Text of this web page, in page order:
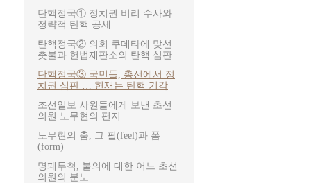
탄핵정국① 정치권 비리 수사와
정략적 탄핵 공세
탄핵정국② 의회 쿠데타에 맞선
촛불과 헌법재판소의 탄핵 심판
탄핵정국③ 국민들, 총선에서 정
치권 심판 … 헌재는 탄핵 기각
조선일보 사원들에게 보낸 초선
의원 노무현의 편지
노무현의 춤, 그 필(feel)과 폼
(form)
명패투척, 불의에 대한 어느 초선
의원의 분노